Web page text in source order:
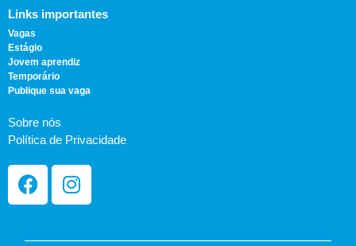
Links importantes
Vagas
Estágio
Jovem aprendiz
Temporário
Publique sua vaga
Sobre nós
Política de Privacidade